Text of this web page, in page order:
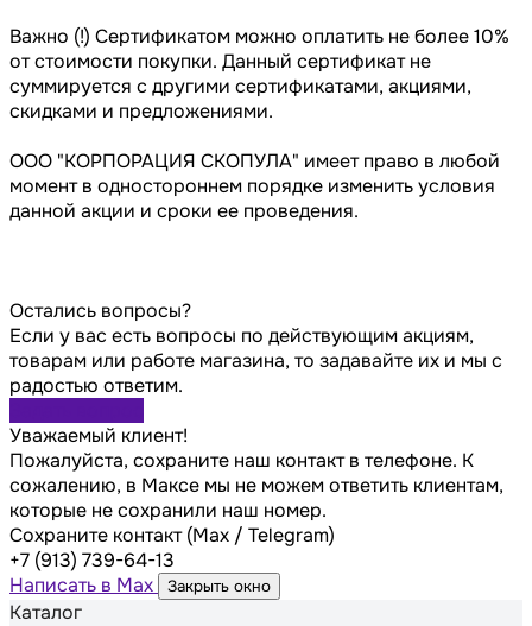
Важно (!) Сертификатом можно оплатить не более 10%
от стоимости покупки. Данный сертификат не
суммируется с другими сертификатами, акциями,
скидками и предложениями.
ООО "КОРПОРАЦИЯ СКОПУЛА" имеет право в любой
момент в одностороннем порядке изменить условия
данной акции и сроки ее проведения.
Остались вопросы?
Если у вас есть вопросы по действующим акциям,
товарам или работе магазина, то задавайте их и мы с
радостью ответим.
Уважаемый клиент!
Пожалуйста, сохраните наш контакт в телефоне. К
сожалению, в Максе мы не можем ответить клиентам,
которые не сохранили наш номер.
Сохраните контакт (Max / Telegram)
+7 (913) 739-64-13
Написать в Max
Закрыть окно
Каталог